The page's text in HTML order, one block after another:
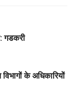
गडकरी
के अधिकारियों